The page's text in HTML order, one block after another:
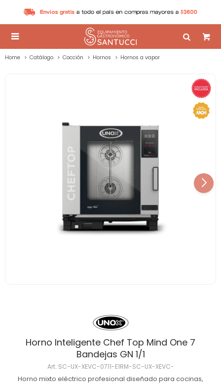

Home Catálogo Cocción Hornos Hornos a vapor
Horno Inteligente Chef Top Mind One 7
Bandejas GN 1/1
SC-UX-XEVC-0711-E1RM-SC-UX-XEVC-
Horno mixto eléctrico profesional diseñado para cocinas,